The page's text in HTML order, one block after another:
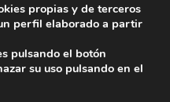
|Política de Cookies|
propias y de terceros
perfil elaborado a partir
pulsando el botón
su uso pulsando en el